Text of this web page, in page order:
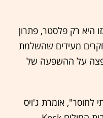
היא רק פלסטר, פתרון
מעידים שהשלמת
על ההשפעה של
לחוסר", אומרת ג'ויס